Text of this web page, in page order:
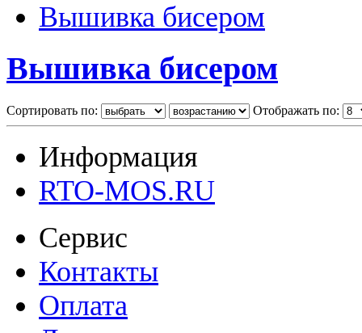
Вышивка бисером
Вышивка бисером
Сортировать по: Отображать по:
Информация
RTO-MOS.RU
Сервис
Контакты
Оплата